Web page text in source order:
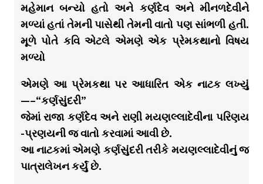
મહેમાન બન્યો હતો અને કર્ણદેવ અને મીનળદેવીને
મળ્યાં હતાં તેમની પાસેથી તેમની વાતો પણ સાંભળી હતી.
મૂળે પોતે કવિ એટલે એમણે એક પ્રેમકથાનો વિષય
મળ્યો
એમણે આ પ્રેમકથા પર આધારિત એક નાટક લખ્યું
—–“કર્ણસુંદરી”
જેમાં રાજા કર્ણદેવ અને રાણી મયણલ્લાદેવીના પરિણય
-પ્રણયની જ વાતો કરવામાં આવી છે.
આ નાટકમાં એમણે કર્ણસુંદરી તરીકે મયણલ્લાદેવીનું જ
પાત્રાલેખન કર્યું છે.